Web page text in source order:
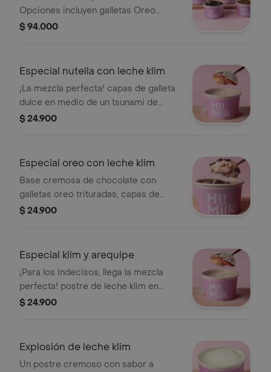
Opciones incluyen galletas Oreo
arequipe, nutella, leche klim y más.
$ 94.000
Especial nutella con leche klim
¡La mezcla perfecta! capas de galleta
dulce en medio de un tsunami de
crema de chocolate, nutella, leche
$ 24.900
Especial oreo con leche klim
Base cremosa de chocolate con
galletas oreo trituradas, capas de
galleta dulce, leche condensada y
$ 24.900
Especial klim y arequipe
¡Para los indecisos, llega la mezcla
perfecta! postre de leche klim en
capas de galleta dulce, arequipe,
$ 24.900
Explosión de leche klim
Un postre cremoso con sabor a